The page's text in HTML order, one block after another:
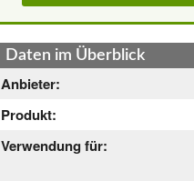
Daten im Überblick
Anbieter:
Produkt:
Verwendung für: